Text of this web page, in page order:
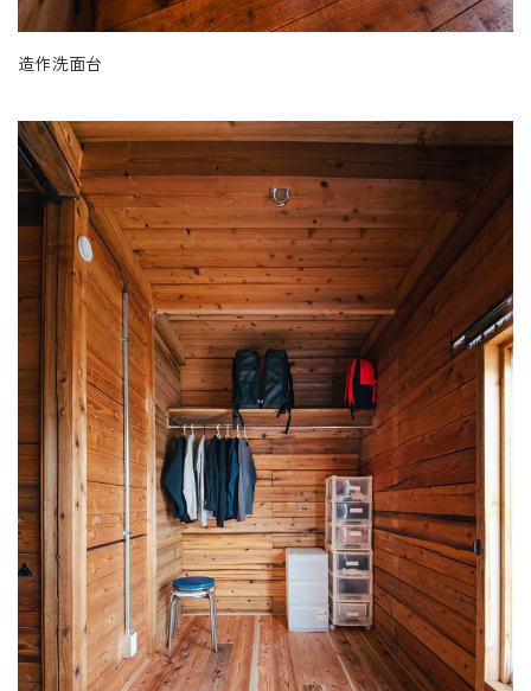
造作洗面台